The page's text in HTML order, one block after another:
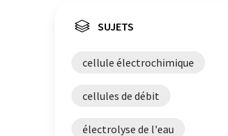
SUJETS
cellule électrochimique
cellules de débit
électrolyse de l'eau